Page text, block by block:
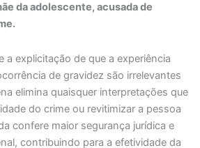
da adolescente, acusada de
a explicitação de que a experiência
de gravidez são irrelevantes
elimina quaisquer interpretações que
do crime ou revitimizar a pessoa
confere maior segurança jurídica e
contribuindo para a efetividade da